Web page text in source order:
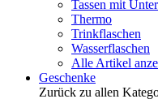
Tassen mit
Thermo
Trinkflaschen
Wasserflaschen
Alle Artikel
Geschenke
Zurück zu allen